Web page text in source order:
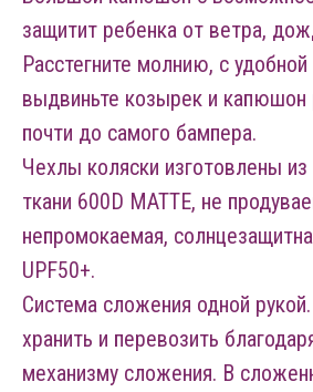
защитит ребенка от ветра,
Расстегните молнию, c
выдвиньте козырек и капюшон
почти до самого бампера.
Чехлы коляски изготовлены из
ткани 600D MATTE, не
непромокаемая,
UPF50+.
Система сложения одной
хранить и перевозить
механизму сложения. В